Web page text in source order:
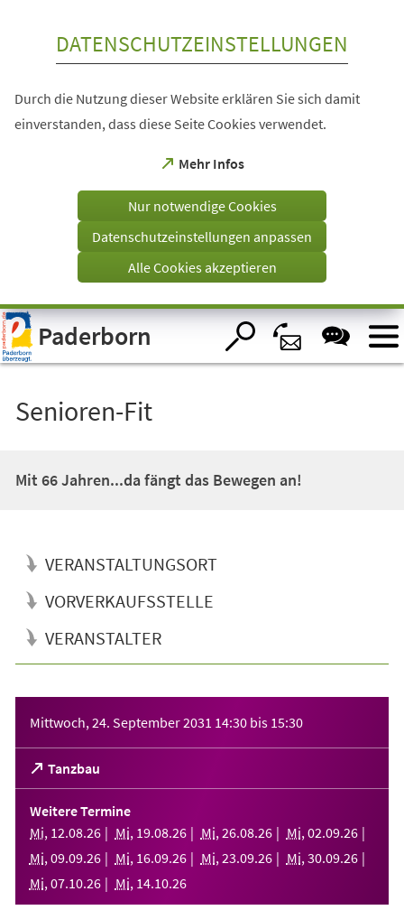
Visuelle
Assistenzsoftware
öffnen.
DATENSCHUTZEINSTELLUNGEN
Durch die Nutzung dieser Website erklären Sie sich damit
einverstanden, dass diese Seite Cookies verwendet.
Mehr Infos
(Öffnet
einem
Tab)
Nur notwendige Cookies
Datenschutzeinstellungen anpassen
Alle Cookies akzeptieren
Paderborn
Senioren-Fit
Mit 66 Jahren...da fängt das Bewegen an!
VERANSTALTUNGSORT
VORVERKAUFSSTELLE
VERANSTALTER
Mittwoch, 24. September 2031 14:30 bis 15:30
Tanzbau
(Öffnet
in
einem
neuen
Tab)
Weitere Termine
Mi, 12.08.26 Mi, 19.08.26 Mi, 26.08.26 Mi, 02.09.26
Mi, 09.09.26 Mi, 16.09.26 Mi, 23.09.26 Mi, 30.09.26
Mi, 07.10.26 Mi, 14.10.26